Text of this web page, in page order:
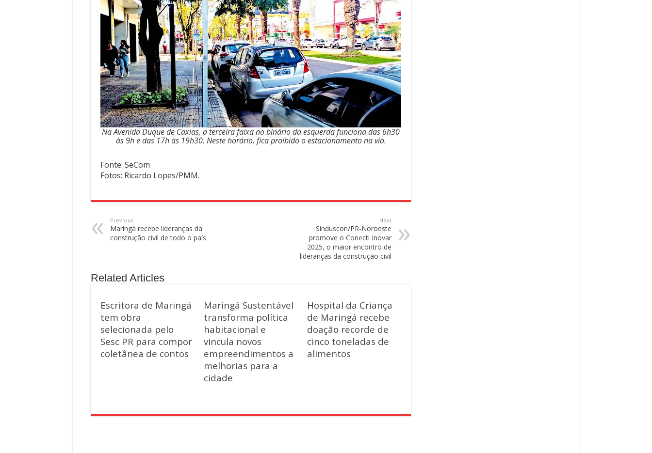
Na Avenida Duque de Caxias, a terceira faixa no binário da esquerda funciona das 6h30
às 9h e das 17h às 19h30. Neste horário, fica proibido o estacionamento na via.
Fonte: SeCom
Fotos: Ricardo Lopes/PMM.
Previous
Maringá recebe lideranças da
construção civil de todo o país
Next
Sinduscon/PR-Noroeste
promove o Conecti Inovar
2025, o maior encontro de
lideranças da construção civil
Related Articles
Escritora de Maringá
tem obra
selecionada pelo
Sesc PR para compor
coletânea de contos
Maringá Sustentável
transforma política
habitacional e
vincula novos
empreendimentos a
melhorias para a
cidade
Hospital da Criança
de Maringá recebe
doação recorde de
cinco toneladas de
alimentos